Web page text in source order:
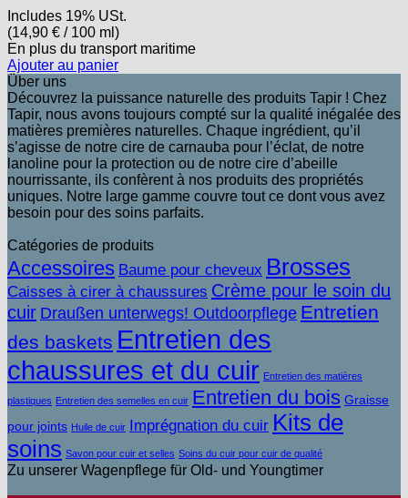
Includes 19% USt.
(14,90 € / 100 ml)
En plus du transportmaritime
Ajouter au panier
Über uns
Découvrez la puissance naturelle des produits Tapir ! Chez
Tapir, nous avons toujours compté sur la qualité inégalée des
matières premières naturelles. Chaque ingrédient, qu’il
s’agisse de notre cire de carnauba pour l’éclat, de notre
lanoline pour la protection ou de notre cire d’abeille
nourrissante, ils confèrent à nos produits des propriétés
uniques. Notre large gamme couvre tout ce dont vous avez
besoin pour des soins parfaits.
Catégories de produits
Accessoires Baume pour cheveux Brosses
Caisses à cirer à chaussures Crème pour le soin du
cuir Draußen unterwegs! Outdoorpflege Entretien
des baskets Entretien des
chaussures et du cuir Entretien des matières
plastiques Entretien des semelles en cuir Entretien du bois Graisse
pour joints Huile de cuir Imprégnation du cuir Kits de
soins Savon pour cuir et selles Soins du cuir pour cuir de qualité
Zu unserer Wagenpflege für Old- und Youngtimer